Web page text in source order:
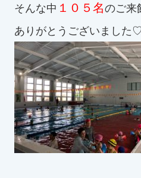
お問い合わせ
Tel.098-
平日 9:00～22:00｜
メールでお
そんな中 １０５名のご来
ありがとうございました♡